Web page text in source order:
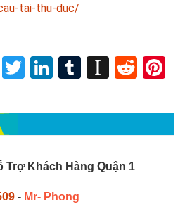
tai-thu-duc/
Facebook
TwitterLinkedIn
Tumblr
Trợ Khách Hàng Quận 1
- Mr- Phong